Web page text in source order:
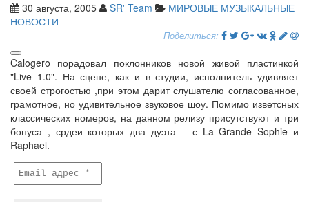
30 августа, 2005 SR' Team
МИРОВЫЕ МУЗЫКАЛЬНЫЕ
НОВОСТИ
Поделиться:
Calogero порадовал поклонников новой живой пластинкой
"Live 1.0". На сцене, как и в студии, исполнитель удивляет
своей строгостью ,при этом дарит слушателю согласованное,
грамотное, но удивительное звуковое шоу. Помимо изветсных
классических номеров, на данном релизу присутствуют и три
бонуса , срдеи которых два дуэта – с La Grande Sophie и
Raphael.